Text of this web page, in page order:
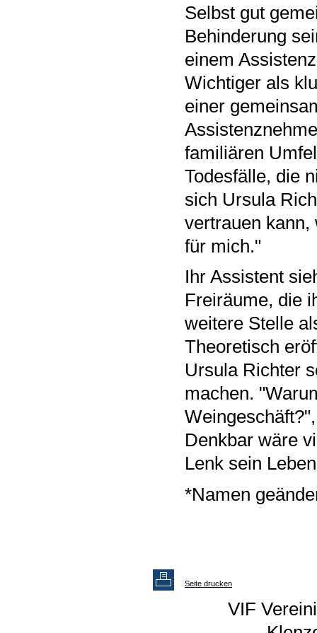
Selbst gut
Behinderung
einem
Wichtiger als
einer
familiären
Todesfälle, die
sich Ursula
vertrauen
für mich."
Ihr Assistent
Freiräume, die
weitere Stelle
Theoretisch
Ursula Richter
machen.
Denkbar wäre
Lenk sein
*Namen
Seite drucken
VIF